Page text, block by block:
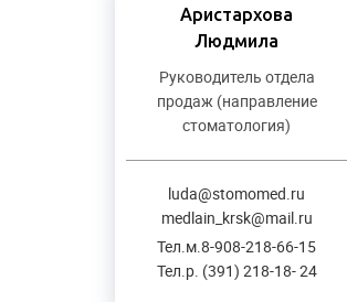
Аристархова
Людмила
Руководитель отдела
продаж (направление
стоматология)
luda@stomomed.ru
medlain_krsk@mail.ru
Тел.м.8-908-218-66-15
Тел.р. (391) 218-18- 24